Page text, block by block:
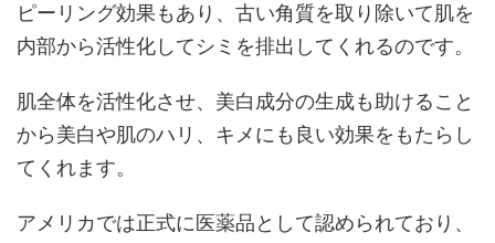
ピーリング効果もあり、古い角質を取り除いて肌を
内部から活性化してシミを排出してくれるのです。
肌全体を活性化させ、美白成分の生成も助けること
から美白や肌のハリ、キメにも良い効果をもたらし
てくれます。
アメリカでは正式に医薬品として認められており、